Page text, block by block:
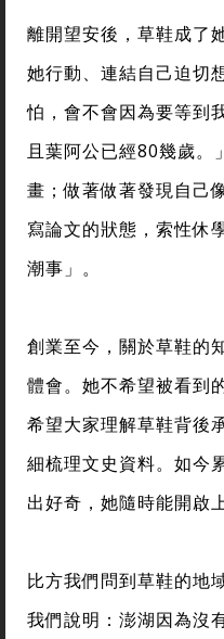
離開望安後，草鞋成了
她行動、連結自己迫切
怕，會不會因為要等到
且葉阿公已經80幾歲。
畫；做著做著發現自己
寫論文的狀態，索性休
潮事」。
創業至今，關於草鞋的
體會。她不希望被看到
希望大家理解草鞋背後
細梳理文史資料。如今
出好奇，她隨時能開啟
比方我們問到草鞋的地
我們說明：澎湖因為沒